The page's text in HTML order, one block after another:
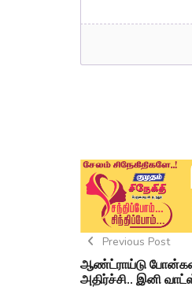
Previous Post
ஆண்ட்ராய்டு போன்கள்
அதிர்ச்சி.. இனி